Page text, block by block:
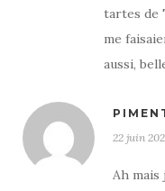
tartes de
me
aussi,
22 juin
Ah mais